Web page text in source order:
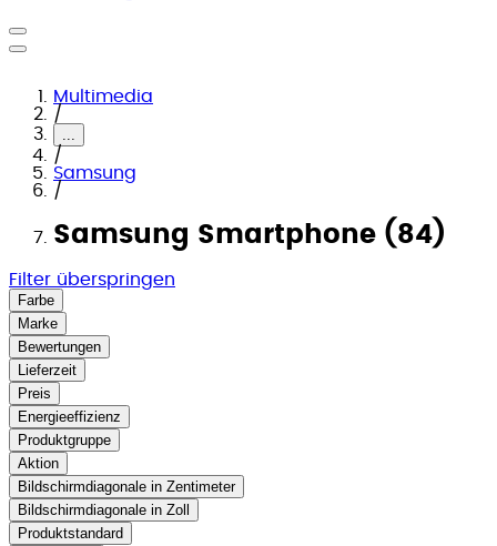
Multimedia
/
...
/
Samsung
/
Samsung Smartphone (84)
Filter überspringen
Farbe
Marke
Bewertungen
Lieferzeit
Preis
Energieeffizienz
Produktgruppe
Aktion
Bildschirmdiagonale in Zentimeter
Bildschirmdiagonale in Zoll
Produktstandard